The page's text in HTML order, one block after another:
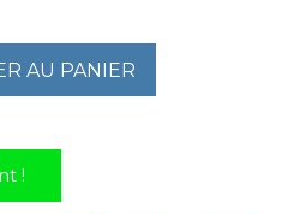
AU PANIER
!